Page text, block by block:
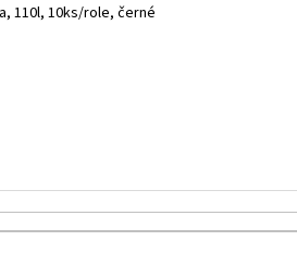
110l, 10ks/role, černé